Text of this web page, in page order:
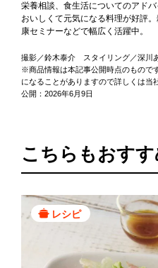
栄養相談、食生活についてのアド
おいしくて元気になる料理が好評
康セミナーなどで幅広く活躍中。
撮影／鈴木泰介 スタイリング／深川
※商品情報は本記事公開時点のもので
になることがありますので詳しくは当
公開：2026年6月9日
こちらもおす
レシピ